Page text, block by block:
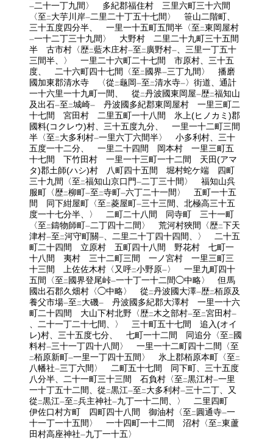
一二十一丁九間〉 多紀郡福住村 三里六町三十六間
〈至二大芋川岸一二里二十丁五十七間〉 笹山二階町、
三十五度四分半、 一里一十五町五間半〈至二東岡屋村
一一十二丁三十九間〉 大野村 二里二十九町三十五間
半 古市村〈歴二藍木庄村一至二廣野村一、三里一丁五十
三間半、〉 一里二十六町二十七間 市原村、三十五
度、 二十六町四十七間〈至二國界一三丁九間〉 播磨
國加東郡清水寺 〈從二龜岡一至二清水寺一 〉街道、通計
一十六里一十九町一間、 從二丹波國東岡屋一歴二福知山
及出石一至二城崎一
丹波國多紀郡東岡屋村 一里三町二
十七間 宮田村 二里五町一十八間 氷上(ヒノカミ)郡
國料(コクレウ)村、三十五度九分、 一里一十二町三間
半〈至二大多利村一一里六丁六間半〉 小多利村、三十
五度一十二分、 一里二十四間 岡本村 一里三町五
十七間 下竹田村 一里一十三町一十二間 天田(アマ
タ)郡土師(ハシ)村 八町四十五間 堀村蛇ケ端 四町
三十九間〈至二福知山京口門一二丁三十間〉 福知山呉
服町〈歴二柳町一至二寺町一六丁二十一間〉 五町一十五
間 同下紺屋町〈至二菱屋町一三十三間、北極高三十五
度一十七分半、〉 二町二十八間 同寺町 三十一町
〈至二鑄物師町一二丁四十二間〉 荒河村狹間〈歴二下天
津村一至二河守町關一、二里二十丁四十四間、〉 二十五
町二十四間 立原村 五町四十八間 野花村 七町一
十八間 夷村 三十二町三間 一ノ宮村 一里三町三
十三間 上佐佐木村〈又呼二小野原一 〉 一里九町四十
五間〈至二國界登尾峠一一十丁一十二間◯中略〉 但馬
國出石郡久畑村〈◯中略〉 從二丹波國大澤一歴二栢原及
養父市場一至二大磯一
丹波國多紀郡大澤村 一里一十六
町二十四間 大山下村北野〈歴二木之部村一至二宮田村一
、二十一丁二十七間、〉 三十町五十七間 追入(オイ
レ)村、三十五度七分、 七町一十二間 同追分〈至二國
料村一三十一丁四十八間〉 一里一十二町四十二間〈至
二栢原新町一一里一丁四十五間〉 氷上郡栢原本町〈至二
八幡社一三丁六間〉 二町五十七間 同下町、三十五度
八分半、二十一町三十三間 石負村〈至二黒江村一一里
一十丁五十二間、從二黒江一至二大多利村一三十二丁、又
從二黒江一至二兵主神社一九丁一十二間、〉 二里四町
伊佐口村方町 四町四十八間 御油村〈至二圓通寺一一
十一丁一十五間〉 一十四町一十二間 沼村〈至二東蘆
田村高座神社一九丁一十五〉